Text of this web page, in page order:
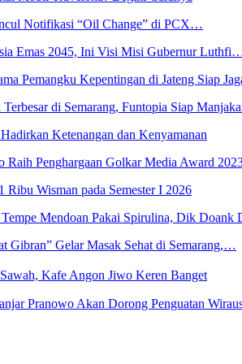
Notifikasi “Oil Change” di PCX…
Emas 2045, Ini Visi Misi Gubernur
Pemangku Kepentingan di Jateng Siap
di Semarang, Funtopia Siap
Ketenangan dan Kenyamanan
Raih Penghargaan Golkar Media Award
Wisman pada Semester I 2026
Mendoan Pakai Spirulina, Dik Doank
Gibran” Gelar Masak Sehat di Semarang,…
Kafe Angon Jiwo Keren Banget
Pranowo Akan Dorong Penguatan